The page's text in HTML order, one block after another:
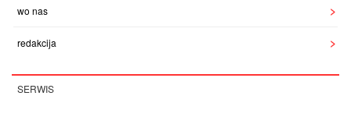
wo nas
redakcija
SERWIS